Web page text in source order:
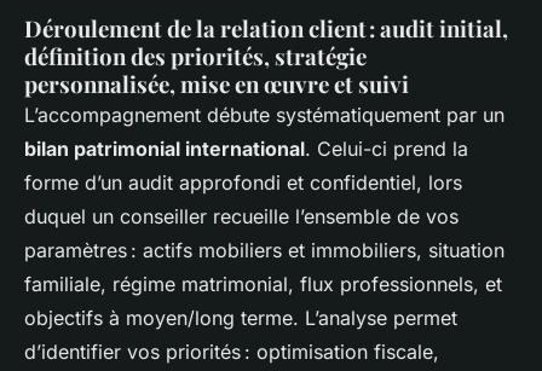
Déroulement de la relation client : audit initial,
définition des priorités, stratégie
personnalisée, mise en œuvre et suivi
L’accompagnement débute systématiquement par un
bilan patrimonial international. Celui-ci prend la
forme d’un audit approfondi et confidentiel, lors
duquel un conseiller recueille l’ensemble de vos
paramètres : actifs mobiliers et immobiliers, situation
familiale, régime matrimonial, flux professionnels, et
objectifs à moyen/long terme. L’analyse permet
d’identifier vos priorités : optimisation fiscale,